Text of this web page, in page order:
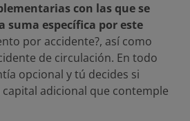
con las que se
suma específica por este
por accidente?, así como
de circulación. En todo
opcional y tú decides si
adicional que contemple